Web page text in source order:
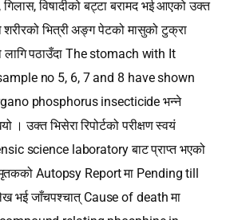
गिलास, विषादीको बट्टा बरामद भई आएको उक्त
शरीरको भित्री अङ्ग पेटको मासुको टुक्रा
लागि पठाउँदा The stomach with It
no 5, 6, 7 and 8 have shown
phosphorus insecticide भन्‍ने
उक्त भिसेरा रिपोर्टको परीक्षण स्वयं
science laboratory बाट प्राप्‍त भएको
Autopsy Report मा Pending till
भई जाँचपश्‍चात् Cause of death मा